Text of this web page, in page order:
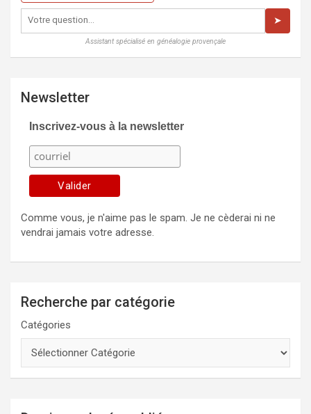
➤
Assistant spécialisé en généalogie provençale
Newsletter
Inscrivez-vous à la newsletter
Comme vous, je n'aime pas le spam. Je ne cèderai ni ne
vendrai jamais votre adresse.
Recherche par catégorie
Catégories